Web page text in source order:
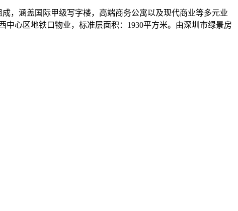
，涵盖国际甲级写字楼，高端商务公寓以及现代商业等多元业
心区地铁口物业，标准层面积：1930平方米。由深圳市绿景房